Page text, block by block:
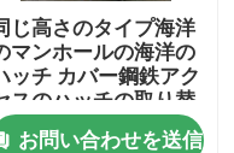
じ高さのタイプ海洋
マンホールの海洋の
ッチ カバー鋼鉄アク
スのハッチの取り替
お問い合わせを送信